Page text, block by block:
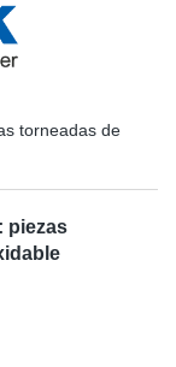
torneadas de
piezas